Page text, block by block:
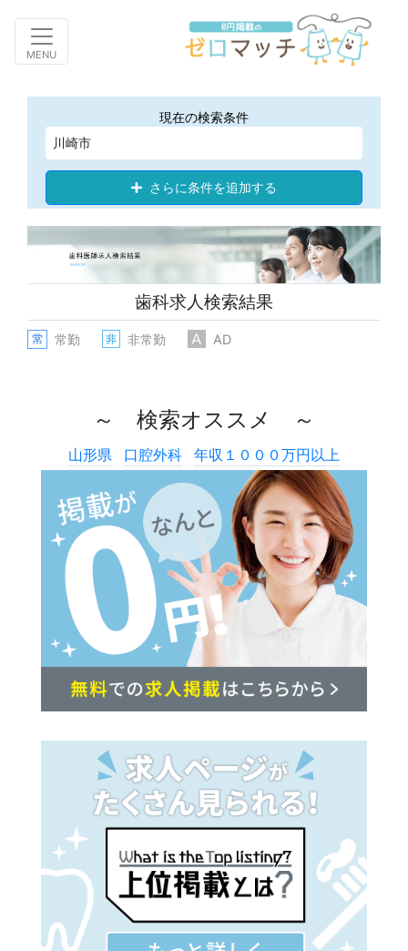
Toggle navigation
MENU
現在の検索条件
川崎市
さらに条件を追加する
歯科求人検索結果
常勤 非常勤 AD
～ 検索オススメ ～
山形県 口腔外科 年収１０００万円以上